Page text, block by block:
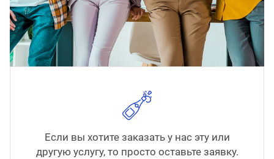
Если вы хотите заказать у нас эту или
другую услугу, то просто оставьте заявку.